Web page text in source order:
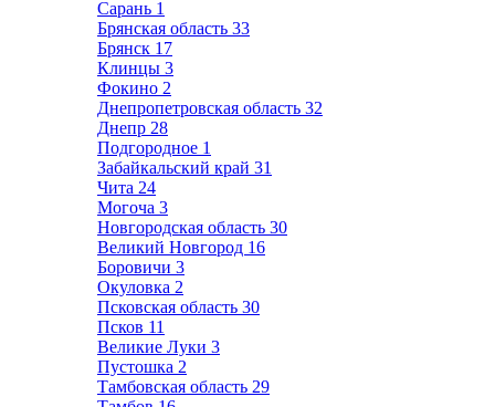
Сарань 1
Брянская область 33
Брянск 17
Клинцы 3
Фокино 2
Днепропетровская область 32
Днепр 28
Подгородное 1
Забайкальский край 31
Чита 24
Могоча 3
Новгородская область 30
Великий Новгород 16
Боровичи 3
Окуловка 2
Псковская область 30
Псков 11
Великие Луки 3
Пустошка 2
Тамбовская область 29